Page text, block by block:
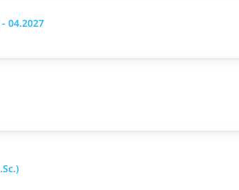
04.2027